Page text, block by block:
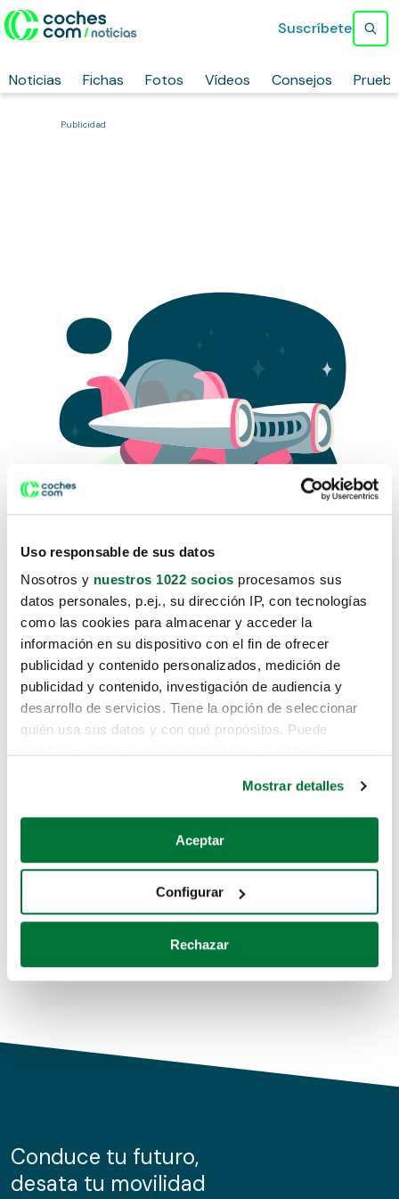
Uso responsable de sus datos
Nosotros y nuestros 1022 socios procesamos sus
datos personales, p.ej., su dirección IP, con tecnologías
como las cookies para almacenar y acceder la
información en su dispositivo con el fin de ofrecer
publicidad y contenido personalizados, medición de
publicidad y contenido, investigación de audiencia y
desarrollo de servicios. Tiene la opción de seleccionar
quién usa sus datos y con qué propósitos. Puede
Si lo permite, también quisiéramos:
Recopilar información sobre su ubicación geográfica
Identificar su dispositivo analizándolo activamente
para buscar características específicas (huellas
Obtenga más información sobre cómo se procesan sus
de cookies.
información sobre el uso que haga del sitio web con
nuestros partners de redes sociales, publicidad y análisis
Mostrar detalles
Aceptar
Configurar
Rechazar
Noticias Fichas Fotos Vídeos Consejos
Suscríbete
Publicidad
Lo sentimos, no sabemos como
te hemos traido hasta aquí.
Pero puedes encontrar el coche que estás
buscando en alguno de estos enlaces:
Coches de segunda mano
Coches de km0
Conduce tu futuro,
desata tu movilidad